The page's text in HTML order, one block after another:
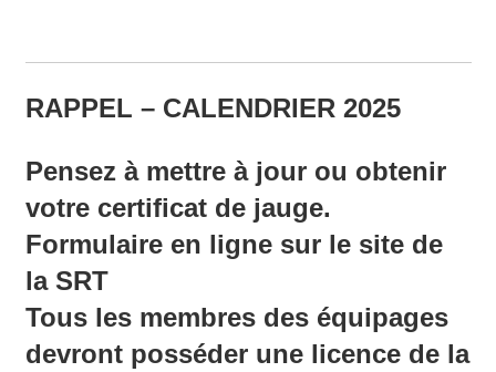
RAPPEL – CALENDRIER 2025
Pensez à mettre à jour ou obtenir
votre certificat de jauge.
Formulaire en ligne sur le site de
la SRT
Tous les membres des équipages
devront posséder une licence de la